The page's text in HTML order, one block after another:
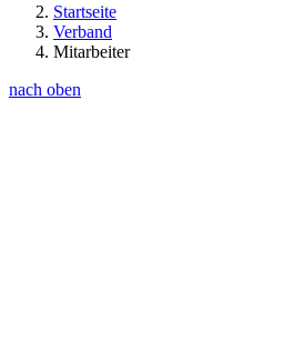
Startseite
Verband
Mitarbeiter
nach oben